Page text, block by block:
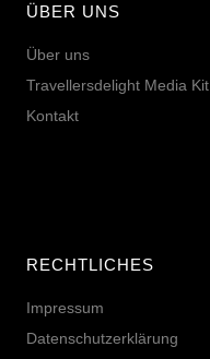
ÜBER UNS
Über uns
Travellersdelight Media Kit
Kontakt
RECHTLICHES
Impressum
Datenschutzerklärung